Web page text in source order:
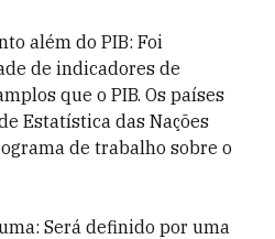
além do PIB: Foi
de indicadores de
que o PIB. Os países
Estatística das Nações
de trabalho sobre o
Será definido por uma